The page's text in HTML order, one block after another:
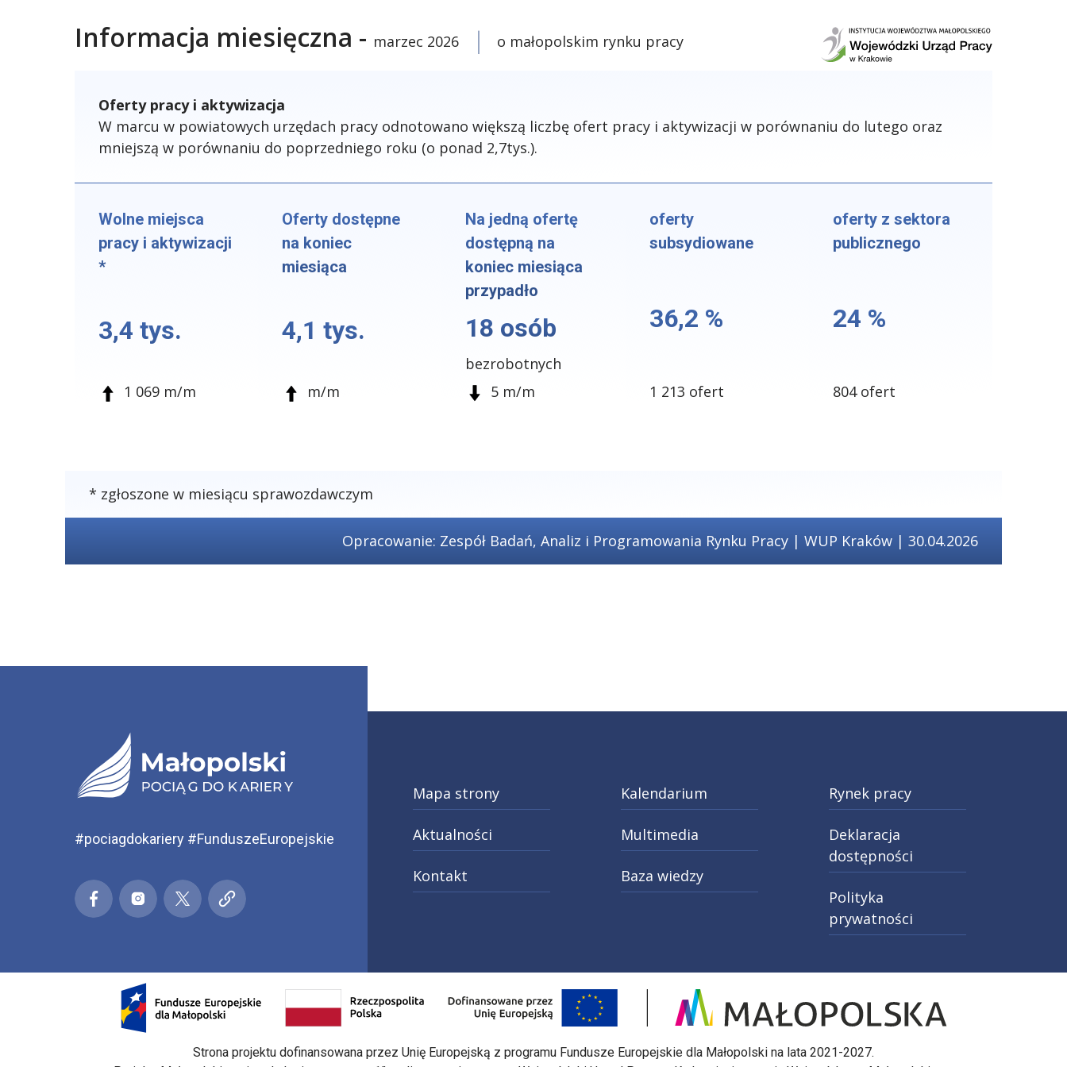
Informacja miesięczna - marzec 2026 o małopolskim rynku pracy
Oferty pracy i aktywizacja
W marcu w powiatowych urzędach pracy odnotowano większą liczbę ofert pracy i aktywizacji w porównaniu do lutego oraz
mniejszą w porównaniu do poprzedniego roku (o ponad 2,7tys.).
Wolne miejsca
pracy i aktywizacji
*
3,4 tys.
1 069 m/m
Oferty dostępne
na koniec
miesiąca
4,1 tys.
m/m
Na jedną ofertę
dostępną na
koniec miesiąca
przypadło
18 osób
bezrobotnych
5 m/m
oferty
subsydiowane
36,2 %
1 213 ofert
oferty z sektora
publicznego
24 %
804 ofert
* zgłoszone w miesiącu sprawozdawczym
Opracowanie: Zespół Badań, Analiz i Programowania Rynku Pracy | WUP Kraków | 30.04.2026
#pociagdokariery #FunduszeEuropejskie
Małopolski pociąg do kariery
Małopolski pociąg do kariery
Małopolski pociąg do kariery
Małopolski pociąg do kariery
Mapa strony
Aktualności
Kontakt
Kalendarium
Multimedia
Baza wiedzy
Rynek pracy
Deklaracja
dostępności
Polityka
prywatności
Otwarcie w nowej karcie: Przejdź do strony Fundusze Europejskie dla Małopolski 2021-2027Otwarcie w nowej karcie: Przejdź do strony O projekcie. Informacja o dofinansowaniu przez
Otwarcie w nowej karcie: Przejdź do strony Logo 4
Strona projektu dofinansowana przez Unię Europejską z programu Fundusze Europejskie dla Małopolski na lata 2021-2027.